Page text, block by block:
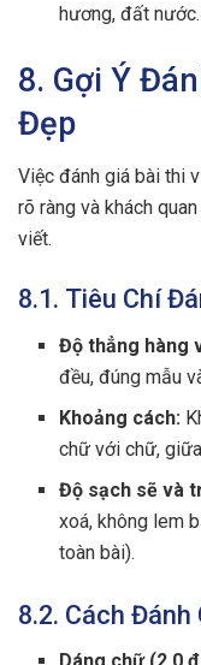
hương, đất nước.
8. Gợi Ý
Đẹp
Việc đánh giá bài thi
rõ ràng và khách
viết.
8.1. Tiêu Chí
Độ thẳng hàng
đều, đúng mẫu
Khoảng cách:
chữ với chữ,
Độ sạch sẽ và
xoá, không lem
toàn bài).
8.2. Cách Đánh